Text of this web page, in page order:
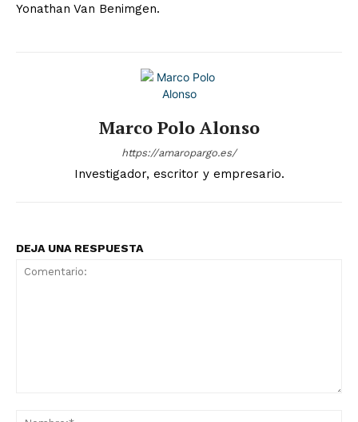
Yonathan Van Benimgen.
Marco Polo Alonso
https://amaropargo.es/
Investigador, escritor y empresario.
DEJA UNA RESPUESTA